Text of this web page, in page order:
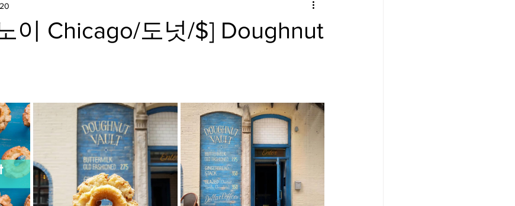
집/여행지 Austin-맛집/여행지
맛집/여행지 Bloomington-맛집/여행지 Boone-맛집/여행지
집/여행지 Brawley-맛집/여행지 Bretton Woods-맛집/여행지
맛집/여행지 Buena Park-맛집/여행지 Calipatria-맛집/여행지
이 Chicago/도넛/$] Doughnut